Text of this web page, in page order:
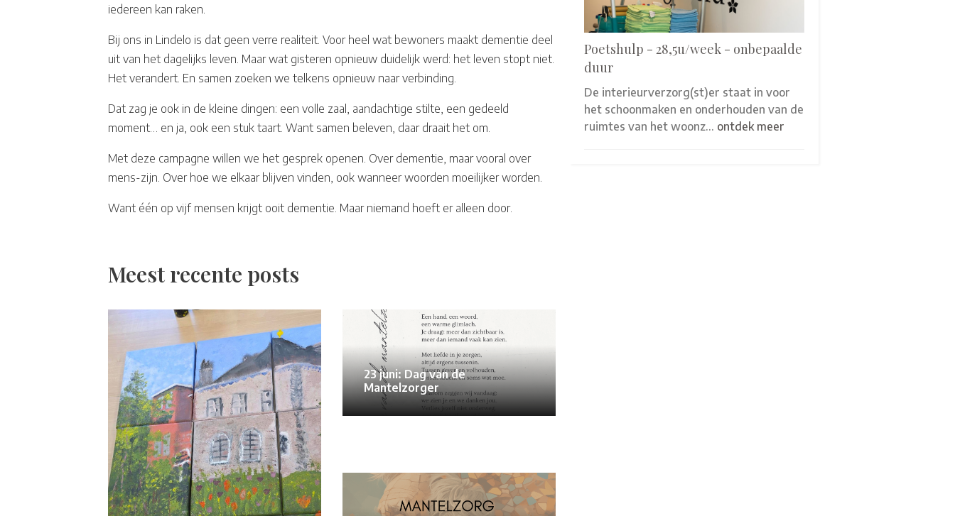
iedereen kan raken.
Bij ons in Lindelo is dat geen verre realiteit. Voor heel wat bewoners maakt dementie deel
uit van het dagelijks leven. Maar wat gisteren opnieuw duidelijk werd: het leven stopt niet.
Het verandert. En samen zoeken we telkens opnieuw naar verbinding.
Dat zag je ook in de kleine dingen: een volle zaal, aandachtige stilte, een gedeeld
moment… en ja, ook een stuk taart. Want samen beleven, daar draait het om.
Met deze campagne willen we het gesprek openen. Over dementie, maar vooral over
mens-zijn. Over hoe we elkaar blijven vinden, ook wanneer woorden moeilijker worden.
Want één op vijf mensen krijgt ooit dementie. Maar niemand hoeft er alleen door.
Meest recente posts
23 juni: Dag van de
Mantelzorger
Poetshulp - 28,5u/week - onbepaalde
duur
De interieurverzorg(st)er staat in voor
het schoonmaken en onderhouden van de
ruimtes van het woonz… ontdek meer